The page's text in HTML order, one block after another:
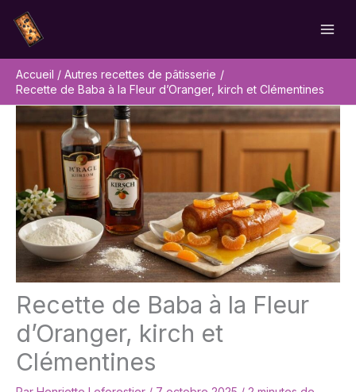
contenu
Accueil
Autres recettes de pâtisserie
Recette de Baba à la Fleur d’Oranger, kirch et Clémentines
Recette de Baba à la Fleur
d’Oranger, kirch et
Clémentines
Rechercher